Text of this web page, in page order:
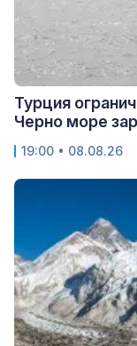
Турция
Черно море
19:00 • 08.08.26